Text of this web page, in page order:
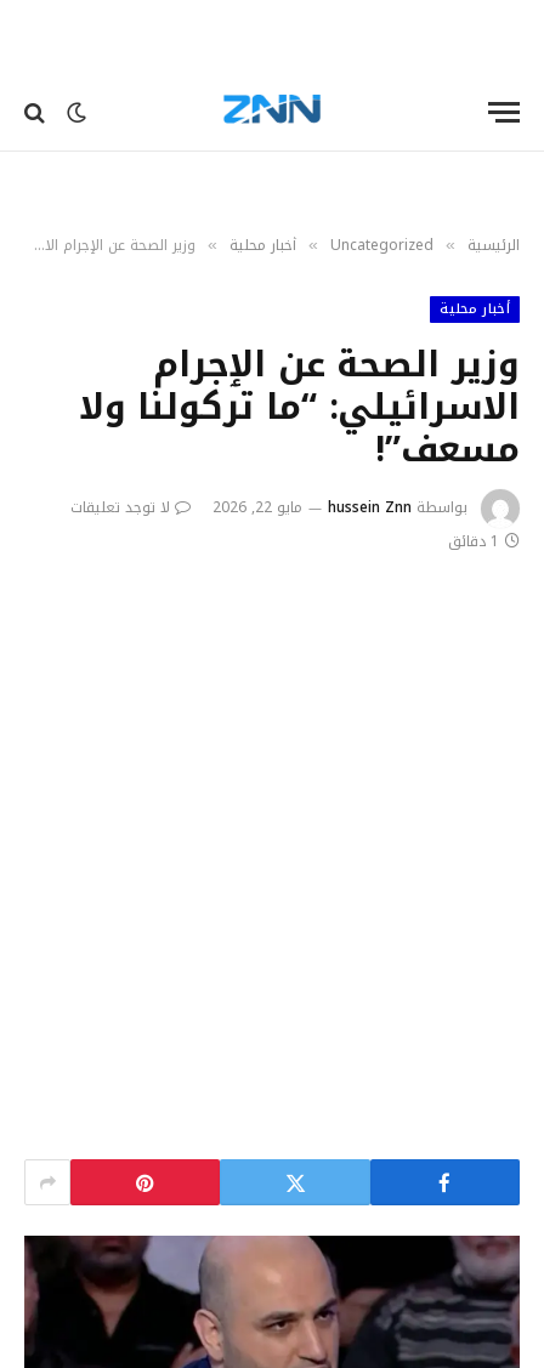
الرئيسية »
Uncategorized
» أخبار محلية » وزير الصحة عن الٳجرام الاسرائيلي: “ما تركولنا ولا مسعف”!
أخبار محلية
وزير الصحة عن الٳجرام
الاسرائيلي: “ما تركولنا ولا
مسعف”!
بواسطة hussein Znn مايو 22, 2026
لا توجد تعليقات
1 دقائق